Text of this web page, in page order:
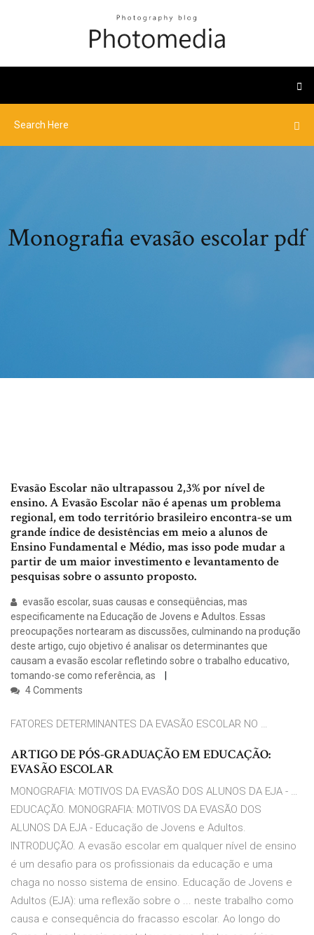
Monografia evasão escolar pdf
Evasão Escolar não ultrapassou 2,3% por nível de
ensino. A Evasão Escolar não é apenas um problema
regional, em todo território brasileiro encontra-se um
grande índice de desistências em meio a alunos de
Ensino Fundamental e Médio, mas isso pode mudar a
partir de um maior investimento e levantamento de
pesquisas sobre o assunto proposto.
evasão escolar, suas causas e conseqüências, mas
especificamente na Educação de Jovens e Adultos. Essas
preocupações nortearam as discussões, culminando na produção
deste artigo, cujo objetivo é analisar os determinantes que
causam a evasão escolar refletindo sobre o trabalho educativo,
tomando-se como referência, as
4 Comments
FATORES DETERMINANTES DA EVASÃO ESCOLAR NO …
ARTIGO DE PÓS-GRADUAÇÃO EM EDUCAÇÃO:
EVASÃO ESCOLAR
MONOGRAFIA: MOTIVOS DA EVASÃO DOS ALUNOS DA EJA - …
EDUCAÇÃO. MONOGRAFIA: MOTIVOS DA EVASÃO DOS
ALUNOS DA EJA - Educação de Jovens e Adultos.
INTRODUÇÃO. A evasão escolar em qualquer nível de ensino
é um desafio para os profissionais da educação e uma
chaga no nosso sistema de ensino. Educação de Jovens e
Adultos (EJA): uma reflexão sobre o ... neste trabalho como
causa e consequência do fracasso escolar. Ao longo do